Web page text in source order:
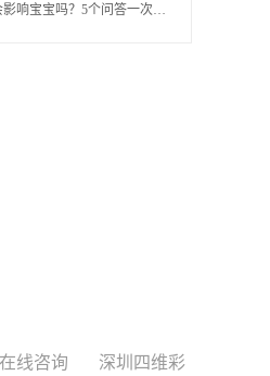
宝宝吗？5个问答一次说清
线咨询 深圳四维彩